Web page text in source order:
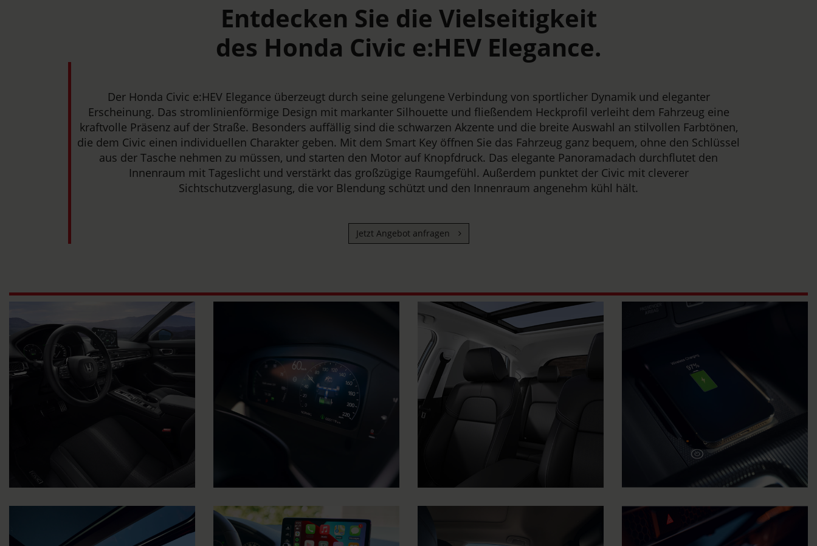
Entdecken Sie die Vielseitigkeit
des Honda Civic e:HEV Elegance.
Der Honda Civic e:HEV Elegance überzeugt durch seine gelungene Verbindung von sportlicher Dynamik und eleganter
Erscheinung. Das stromlinienförmige Design mit markanter Silhouette und fließendem Heckprofil verleiht dem Fahrzeug eine
kraftvolle Präsenz auf der Straße. Besonders auffällig sind die schwarzen Akzente und die breite Auswahl an stilvollen Farbtönen,
die dem Civic einen individuellen Charakter geben. Mit dem Smart Key öffnen Sie das Fahrzeug ganz bequem, ohne den Schlüssel
aus der Tasche nehmen zu müssen, und starten den Motor auf Knopfdruck. Das elegante Panoramadach durchflutet den
Innenraum mit Tageslicht und verstärkt das großzügige Raumgefühl. Außerdem punktet der Civic mit cleverer
Sichtschutzverglasung, die vor Blendung schützt und den Innenraum angenehm kühl hält.
Jetzt Angebot anfragen